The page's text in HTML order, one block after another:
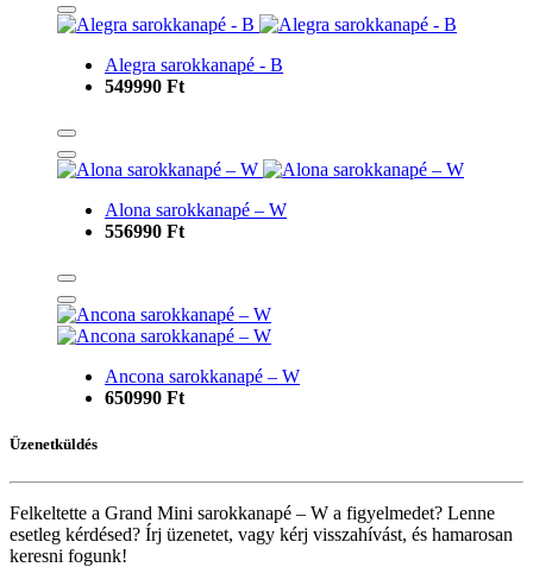
Alegra sarokkanapé - B
549990 Ft
Alona sarokkanapé – W
556990 Ft
Ancona sarokkanapé – W
650990 Ft
Üzenetküldés
Felkeltette a Grand Mini sarokkanapé – W a figyelmedet? Lenne
esetleg kérdésed? Írj üzenetet, vagy kérj visszahívást, és hamarosan
keresni fogunk!